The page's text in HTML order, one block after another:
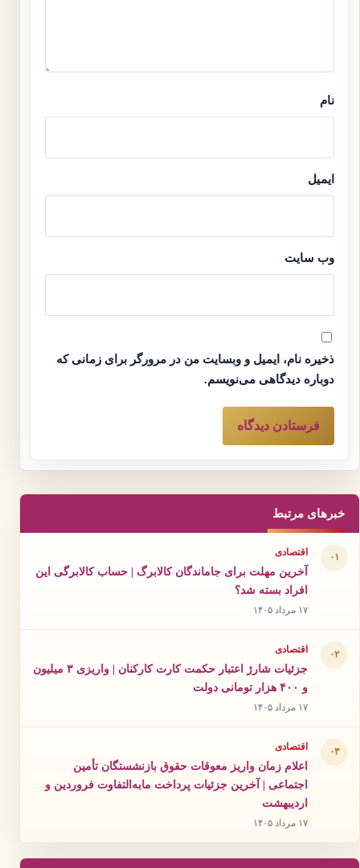
نام
ایمیل
وب‌ سایت
ذخیره نام، ایمیل و وبسایت من در مرورگر برای زمانی که
دوباره دیدگاهی می‌نویسم.
خبرهای مرتبط
۰۱ اقتصادی
آخرین مهلت برای جاماندگان کالابرگ | حساب کالابرگی این
افراد بسته شد؟
۱۷ مرداد ۱۴۰۵
۰۲ اقتصادی
جزئیات شارژ اعتبار حکمت کارت کارکنان | واریزی ۳ میلیون
و ۴۰۰ هزار تومانی دولت
۱۷ مرداد ۱۴۰۵
۰۳ اقتصادی
اعلام زمان واریز معوقات حقوق بازنشستگان تأمین
اجتماعی | آخرین جزئیات پرداخت مابه‌التفاوت فروردین و
اردیبهشت
۱۷ مرداد ۱۴۰۵